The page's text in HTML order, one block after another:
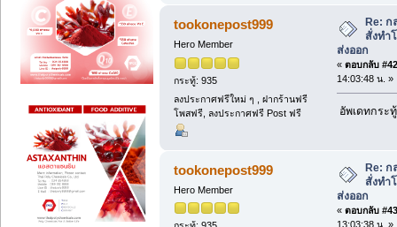
tookonepost999
Hero Member
กระทู้: 935
ลงประกาศฟรีใหม่ ๆ , ฝากร้านฟรี
โพสฟรี, ลงประกาศฟรี Post ฟรี
Re:
สั่งทำ
ส่งออก
« ตอบกลับ
14:03:48 น. »
อัพเดทกระทู้
tookonepost999
Hero Member
Re: ก
สั่งทำ
ส่งออก
« ตอบกลับ
13:03:38 น. »